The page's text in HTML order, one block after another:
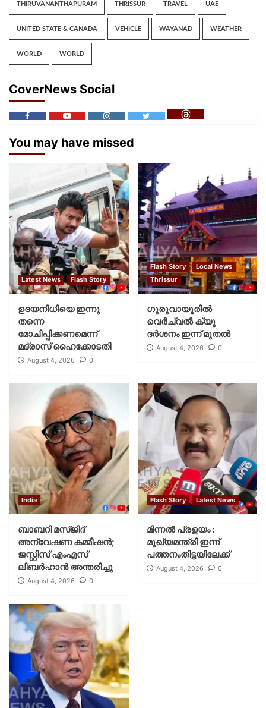
THIRUVANANTHAPURAM THRISSUR TRAVEL UAE
UNITED STATE & CANADA VEHICLE WAYANAD WEATHER
WORLD WORLD
CoverNews Social
You may have missed
Latest News Flash Story
ഉദയനിധിയെ ഇന്നു
തന്നെ
മോചിപ്പിക്കണമെന്ന്
മദ്രാസ് ഹൈക്കോടതി
August 4, 2026 0
Flash Story
Local News
Thrissur
ഗുരുവായൂരില്‍
വെര്‍ച്വല്‍ ക്യൂ
ദര്‍ശനം ഇന്ന് മുതല്‍
August 4, 2026 0
India
ബാബറി മസ്ജിദ്
അന്വേഷണ കമ്മീഷന്‍;
ജസ്റ്റിസ് എംഎസ്
ലിബര്‍ഹാന്‍ അന്തരിച്ചു
August 4, 2026 0
Flash Story Latest News
മിന്നല്‍ പ്രളയം :
മുഖ്യമന്ത്രി ഇന്ന്
പത്തനംതിട്ടയിലേക്ക്
August 4, 2026 0